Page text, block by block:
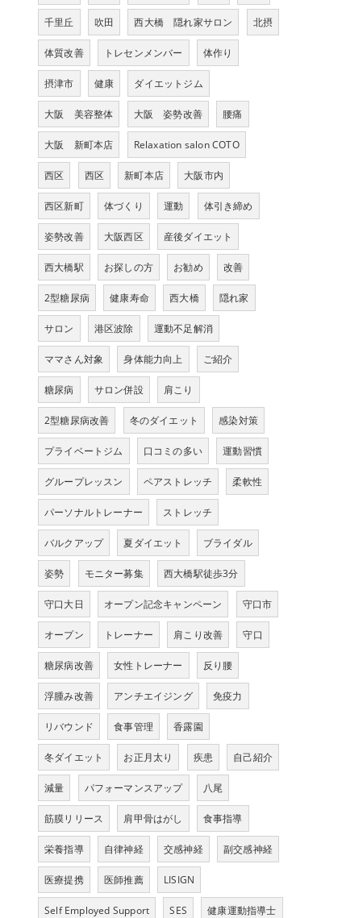
千里丘 吹田 西大橋 隠れ家サロン 北摂
体質改善 トレセンメンバー 体作り
摂津市 健康 ダイエットジム
大阪 美容整体 大阪 姿勢改善 腰痛
大阪 新町本店 Relaxation salon COTO
西区 西区 新町本店 大阪市内
西区新町 体づくり 運動 体引き締め
姿勢改善 大阪西区 産後ダイエット
西大橋駅 お探しの方 お勧め 改善
2型糖尿病 健康寿命 西大橋 隠れ家
サロン 港区波除 運動不足解消
ママさん対象 身体能力向上 ご紹介
糖尿病 サロン併設 肩こり
2型糖尿病改善 冬のダイエット 感染対策
プライベートジム 口コミの多い 運動習慣
グループレッスン ペアストレッチ 柔軟性
パーソナルトレーナー ストレッチ
バルクアップ 夏ダイエット ブライダル
姿勢 モニター募集 西大橋駅徒歩3分
守口大日 オープン記念キャンペーン 守口市
オープン トレーナー 肩こり改善 守口
糖尿病改善 女性トレーナー 反り腰
浮腫み改善 アンチエイジング 免疫力
リバウンド 食事管理 香露園
冬ダイエット お正月太り 疾患 自己紹介
減量 パフォーマンスアップ 八尾
筋膜リリース 肩甲骨はがし 食事指導
栄養指導 自律神経 交感神経 副交感神経
医療提携 医師推薦 LISIGN
Self Employed Support SES 健康運動指導士